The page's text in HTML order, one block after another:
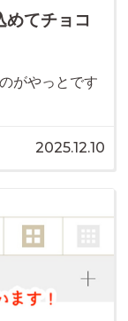
めてチョコ
がやっとです
2025.12.10